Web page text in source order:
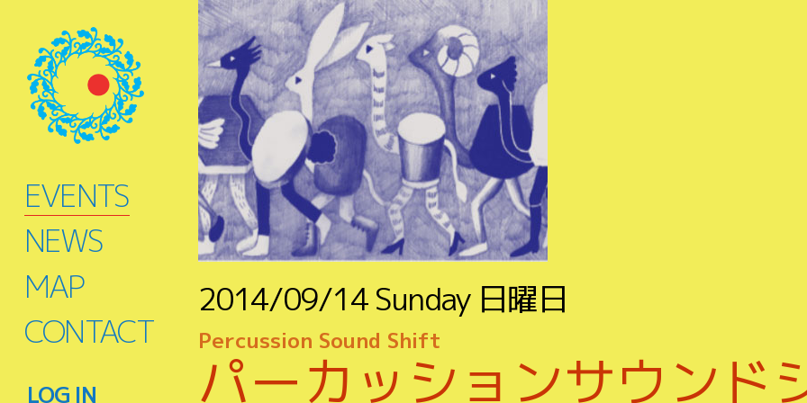
EVENTS
NEWS
MAP
CONTACT
LOG IN
2014/09/14 Sunday 日曜日
Percussion Sound Shift
パーカッションサウンド